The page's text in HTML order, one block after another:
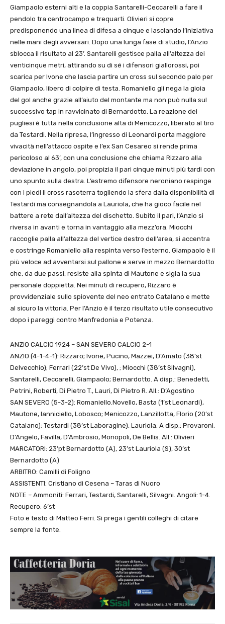
Giampaolo esterni alti e la coppia Santarelli-Ceccarelli a fare il
pendolo tra centrocampo e trequarti. Olivieri si copre
predisponendo una linea di difesa a cinque e lasciando l’iniziativa
nelle mani degli avversari. Dopo una lunga fase di studio, l’Anzio
sblocca il risultato al 23’. Santarelli gestisce palla all’altezza dei
venticinque metri, attirando su di sé i difensori giallorossi, poi
scarica per Ivone che lascia partire un cross sul secondo palo per
Giampaolo, libero di colpire di testa. Romaniello gli nega la gioia
del gol anche grazie all’aiuto del montante ma non può nulla sul
successivo tap in ravvicinato di Bernardotto. La reazione dei
pugliesi è tutta nella conclusione alta di Menicozzo, liberato al tiro
da Testardi. Nella ripresa, l’ingresso di Leonardi porta maggiore
vivacità nell’attacco ospite e l’ex San Cesareo si rende prima
pericoloso al 63’, con una conclusione che chiama Rizzaro alla
deviazione in angolo, poi propizia il pari cinque minuti più tardi con
uno spunto sulla destra. L’estremo difensore neroniano respinge
con i piedi il cross rasoterra togliendo la sfera dalla disponibilità di
Testardi ma consegnandola a Lauriola, che ha gioco facile nel
battere a rete dall’altezza del dischetto. Subito il pari, l’Anzio si
riversa in avanti e torna in vantaggio alla mezz’ora. Miocchi
raccoglie palla all’altezza del vertice destro dell’area, si accentra
e costringe Romaniello alla respinta verso l’esterno. Giampaolo è il
più veloce ad avventarsi sul pallone e serve in mezzo Bernardotto
che, da due passi, resiste alla spinta di Mautone e sigla la sua
personale doppietta. Nei minuti di recupero, Rizzaro è
provvidenziale sullo spiovente del neo entrato Catalano e mette
al sicuro la vittoria. Per l’Anzio è il terzo risultato utile consecutivo
dopo i pareggi contro Manfredonia e Potenza.
ANZIO CALCIO 1924 – SAN SEVERO CALCIO 2-1
ANZIO (4-1-4-1): Rizzaro; Ivone, Pucino, Mazzei, D’Amato (38’st
Delvecchio); Ferrari (22’st De Vivo), ; Miocchi (38’st Silvagni),
Santarelli, Ceccarelli, Giampaolo; Bernardotto. A disp.: Benedetti,
Petrini, Roberti, Di Pietro T., Lauri, Di Pietro R. All.: D’Agostino
SAN SEVERO (5-3-2): Romaniello.Novello, Basta (1’st Leonardi),
Mautone, Ianniciello, Lobosco; Menicozzo, Lanzillotta, Florio (20’st
Catalano); Testardi (38’st Laboragine), Lauriola. A disp.: Provaroni,
D’Angelo, Favilla, D’Ambrosio, Monopoli, De Bellis. All.: Olivieri
MARCATORI: 23’pt Bernardotto (A), 23’st Lauriola (S), 30’st
Bernardotto (A)
ARBITRO: Camilli di Foligno
ASSISTENTI: Cristiano di Cesena – Taras di Nuoro
NOTE – Ammoniti: Ferrari, Testardi, Santarelli, Silvagni. Angoli: 1-4.
Recupero: 6’st
Foto e testo di Matteo Ferri. Si prega i gentili colleghi di citare
sempre la fonte.